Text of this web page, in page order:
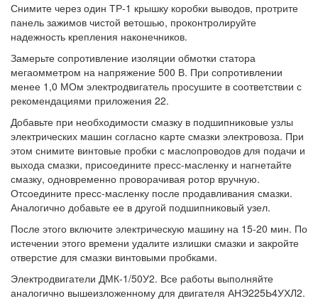
Снимите через один ТР-1 крышку коробки выводов, протрите
панель зажимов чистой ветошью, проконтролируйте
надежность крепления наконечников.
Замерьте сопротивление изоляции обмотки статора
мегаомметром на напряжение 500 В. При сопротивлении
менее 1,0 МОм электродвигатель просушите в соответствии с
рекомендациями приложения 22.
Добавьте при необходимости смазку в подшипниковые узлы
электрических машин согласно карте смазки электровоза. При
этом снимите винтовые пробки с маслопроводов для подачи и
выхода смазки, присоедините пресс-масленку и нагнетайте
смазку, одновременно проворачивая ротор вручную.
Отсоедините пресс-масленку после продавливания смазки.
Аналогично добавьте ее в другой подшипниковый узел.
После этого включите электрическую машину на 15-20 мин. По
истечении этого времени удалите излишки смазки и закройте
отверстие для смазки винтовыми пробками.
Электродвигатели ДМК-1/50У2. Все работы выполняйте
аналогично вышеизложенному для двигателя АНЭ225Ь4УХЛ2.